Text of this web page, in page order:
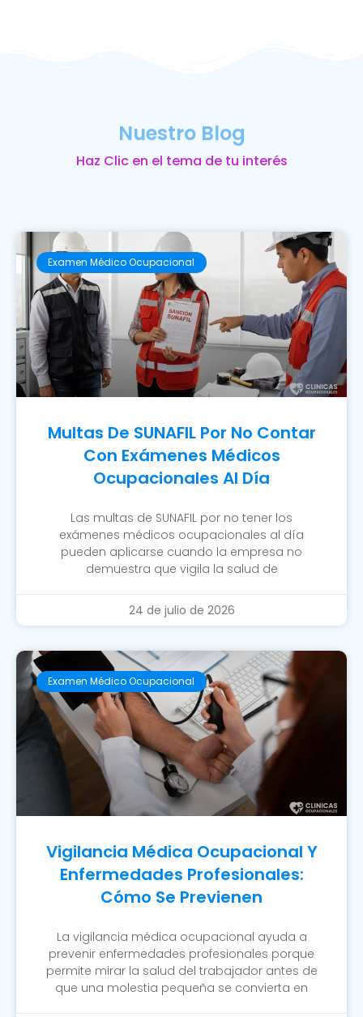
Nuestro Blog
Haz Clic en el tema de tu interés
Examen Médico Ocupacional
Multas De SUNAFIL Por No Contar
Con Exámenes Médicos
Ocupacionales Al Día
Las multas de SUNAFIL por no tener los
exámenes médicos ocupacionales al día
pueden aplicarse cuando la empresa no
demuestra que vigila la salud de
24 de julio de 2026
Examen Médico Ocupacional
Vigilancia Médica Ocupacional Y
Enfermedades Profesionales:
Cómo Se Previenen
La vigilancia médica ocupacional ayuda a
prevenir enfermedades profesionales porque
permite mirar la salud del trabajador antes de
que una molestia pequeña se convierta en